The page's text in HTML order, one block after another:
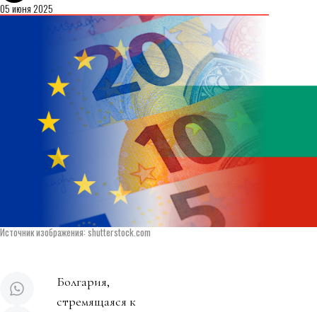
05 июня 2025
Источник изображения: shutterstock.com
Болгария,
стремящаяся к